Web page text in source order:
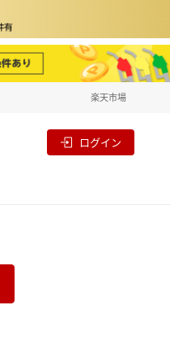
楽天市場
ログイン